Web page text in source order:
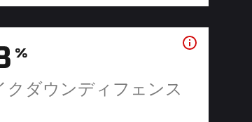
%
クダウンディフェンス